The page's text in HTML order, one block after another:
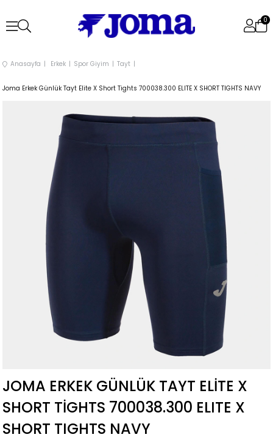
0
Anasayfa Erkek Spor Giyim Tayt
Joma Erkek Günlük Tayt Elite X Short Tights 700038.300 ELITE X SHORT TIGHTS NAVY
JOMA ERKEK GÜNLÜK TAYT ELITE X
SHORT TIGHTS 700038.300 ELITE X
SHORT TIGHTS NAVY